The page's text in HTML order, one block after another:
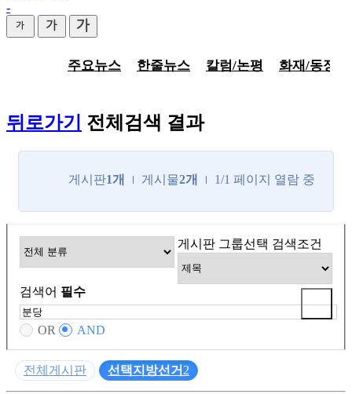
-
주요뉴스 한줄뉴스 칼럼/논평 화재/동정
뒤로가기 전체검색 결과
게시판1개 게시물2개 1/1 페이지 열람 중
게시판 그룹선택 검색조건
검색어 필수
OR AND
전체게시판 선택지방선거 2